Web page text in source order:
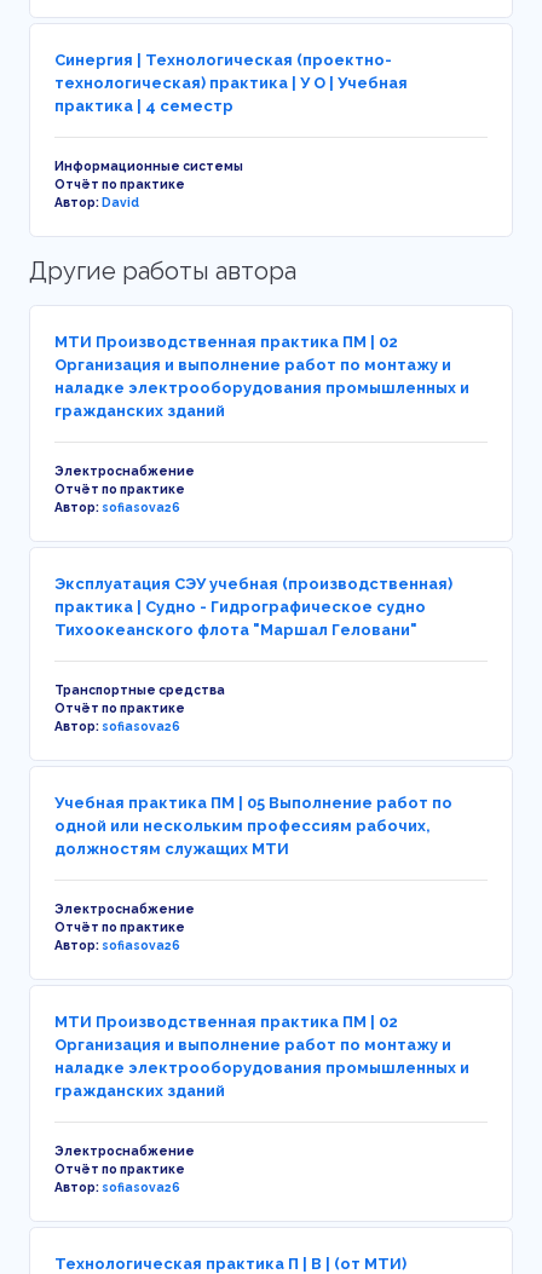
Синергия | Технологическая (проектно-
технологическая) практика | У О | Учебная
практика | 4 семестр
Информационные системы
Отчёт по практике
Автор:David
Другие работы автора
МТИ Производственная практика ПМ | 02
Организация и выполнение работ по монтажу и
наладке электрооборудования промышленных и
гражданских зданий
Электроснабжение
Отчёт по практике
Автор:sofiasova26
Эксплуатация СЭУ учебная (производственная)
практика | Судно - Гидрографическое судно
Тихоокеанского флота "Маршал Геловани"
Транспортные средства
Отчёт по практике
Автор:sofiasova26
Учебная практика ПМ | 05 Выполнение работ по
одной или нескольким профессиям рабочих,
должностям служащих МТИ
Электроснабжение
Отчёт по практике
Автор:sofiasova26
МТИ Производственная практика ПМ | 02
Организация и выполнение работ по монтажу и
наладке электрооборудования промышленных и
гражданских зданий
Электроснабжение
Отчёт по практике
Автор:sofiasova26
Технологическая практика П | В | (от МТИ)